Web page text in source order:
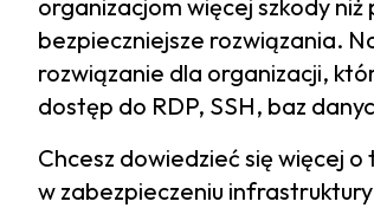
organizacjom więcej szkody
bezpieczniejsze rozwiązania.
rozwiązanie dla organizacji,
dostęp do RDP, SSH, baz
Chcesz dowiedzieć się więcej
w zabezpieczeniu